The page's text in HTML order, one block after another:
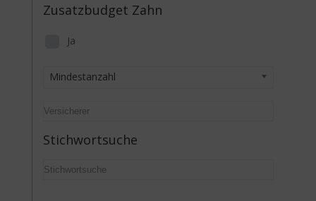
Zusatzbudget Zahn
Ja
Mindestanzahl
Stichwortsuche